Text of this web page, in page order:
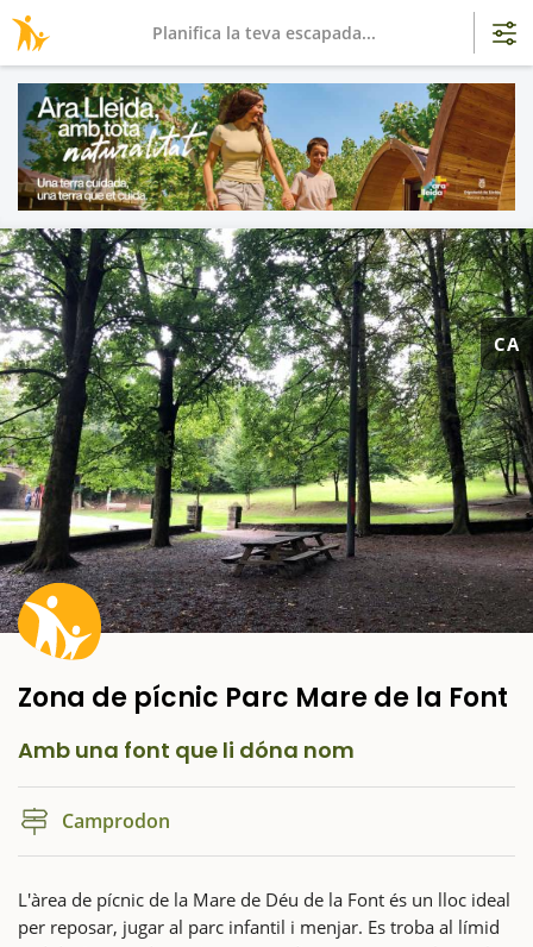
CA
Zona de pícnic Parc Mare de la Font
Amb una font que li dóna nom
Camprodon
L'àrea de pícnic de la Mare de Déu de la Font és un lloc ideal
per reposar, jugar al parc infantil i menjar. Es troba al límid
Planifica la teva escapada...